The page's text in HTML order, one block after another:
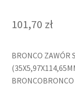
101,70 zł
BRONCO ZAWÓR